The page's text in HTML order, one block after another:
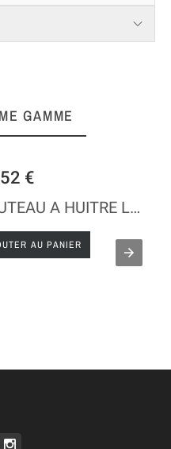
GAMME
€
COUTEAU A HUITRE LANCETTE - MANCHE ABS
AU PANIER